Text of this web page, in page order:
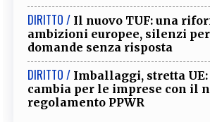
DIRITTO / Il nuovo TUF: una
ambizioni europee, silenzi
domande senza risposta
DIRITTO / Imballaggi, stretta UE:
cambia per le imprese con il
regolamento PPWR